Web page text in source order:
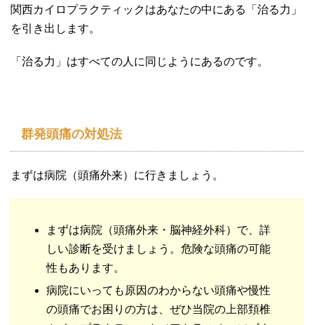
関西カイロプラクティックはあなたの中にある「治る力」
を引き出します。
「治る力」はすべての人に同じようにあるのです。
群発頭痛の対処法
まずは病院（頭痛外来）に行きましょう。
まずは病院（頭痛外来・脳神経外科）で、詳
しい診断を受けましょう。危険な頭痛の可能
性もあります。
病院にいっても原因のわからない頭痛や慢性
の頭痛でお困りの方は、ぜひ当院の上部頚椎